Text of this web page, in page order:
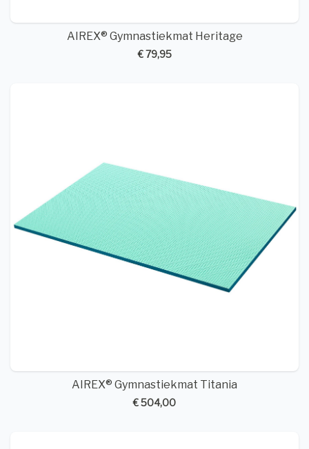
AIREX® Gymnastiekmat Heritage
€ 79,95
AIREX® Gymnastiekmat Titania
€ 504,00